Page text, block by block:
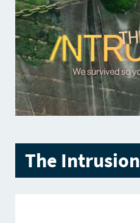
The Intrusion